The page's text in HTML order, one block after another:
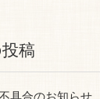
稿